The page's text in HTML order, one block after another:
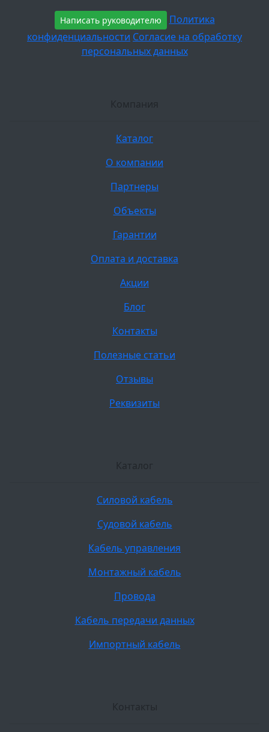
Написать руководителю
Политика
конфиденциальности Согласие на обработку
персональных данных
Компания
Каталог
О компании
Партнеры
Объекты
Гарантии
Оплата и доставка
Акции
Блог
Контакты
Полезные статьи
Отзывы
Реквизиты
Каталог
Силовой кабель
Судовой кабель
Кабель управления
Монтажный кабель
Провода
Кабель передачи данных
Импортный кабель
Контакты